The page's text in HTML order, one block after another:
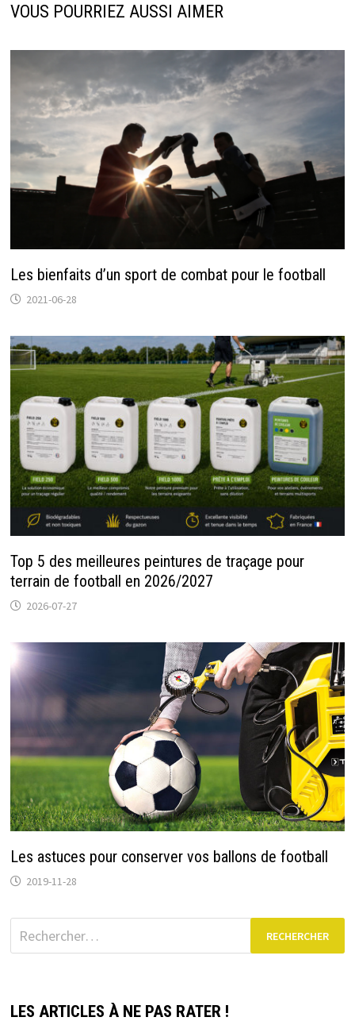
VOUS POURRIEZ AUSSI AIMER
Les bienfaits d’un sport de combat pour le football
2021-06-28
Top 5 des meilleures peintures de traçage pour
terrain de football en 2026/2027
2026-07-27
Les astuces pour conserver vos ballons de football
2019-11-28
Rechercher :
LES ARTICLES À NE PAS RATER !